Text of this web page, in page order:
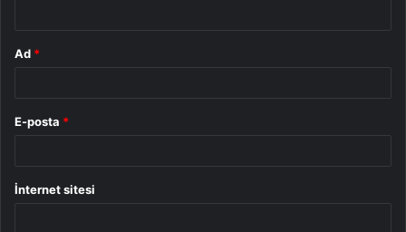
Ad *
E-posta *
İnternet sitesi